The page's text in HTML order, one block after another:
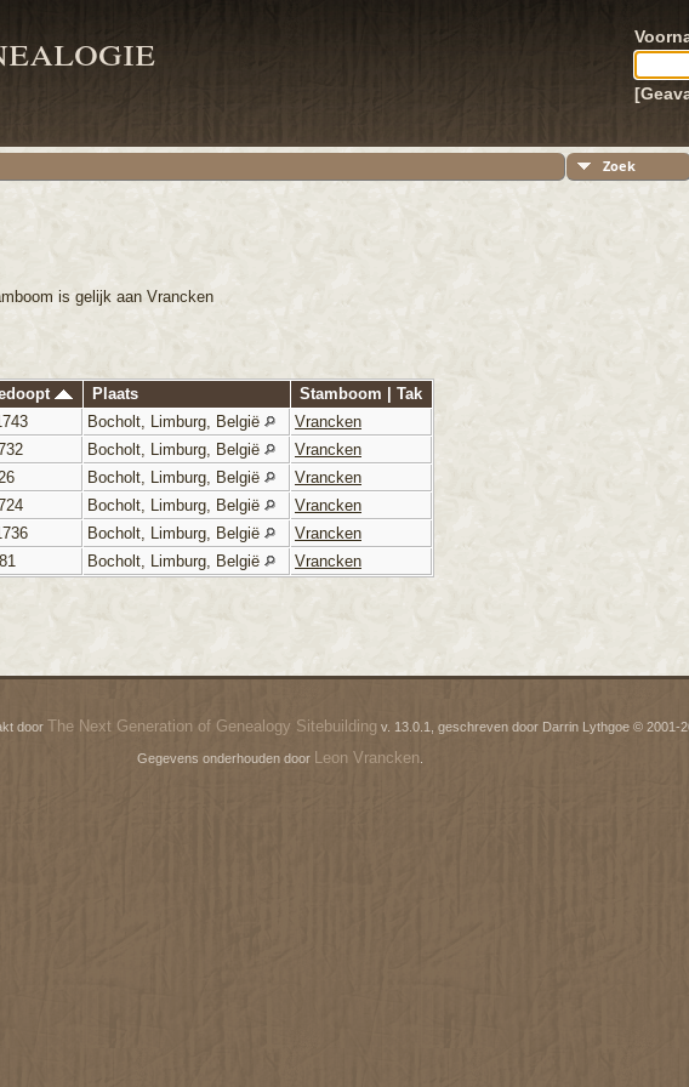
Zoek
is gelijk aan Vrancken
Plaats
Stamboom | Tak
Bocholt, Limburg, België
Vrancken
Bocholt, Limburg, België
Vrancken
Bocholt, Limburg, België
Vrancken
Bocholt, Limburg, België
Vrancken
Bocholt, Limburg, België
Vrancken
Bocholt, Limburg, België Vrancken
door The Next Generation of Genealogy Sitebuilding v. 13.0.1, geschreven door Darrin Lythgoe © 2001-
Gegevens onderhouden door Leon Vrancken